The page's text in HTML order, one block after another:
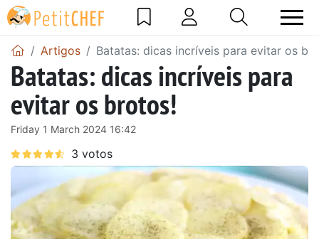
Artigos Batatas: dicas incríveis para evitar os
Batatas: dicas incríveis para
evitar os brotos!
Friday 1 March 2024 16:42